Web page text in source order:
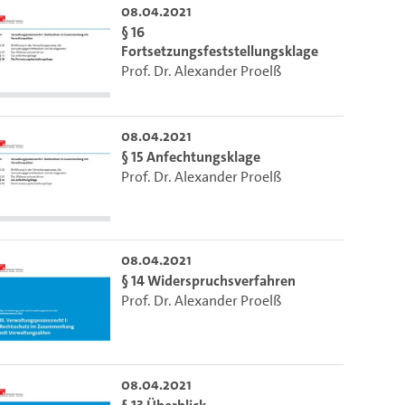
08.04.2021
§ 16
Fortsetzungsfeststellungsklage
Prof. Dr. Alexander Proelß
08.04.2021
§ 15 Anfechtungsklage
Prof. Dr. Alexander Proelß
08.04.2021
§ 14 Widerspruchsverfahren
Prof. Dr. Alexander Proelß
08.04.2021